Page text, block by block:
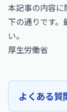
本記事の内容
下の通りです。
い。
厚生労働省
よくある質